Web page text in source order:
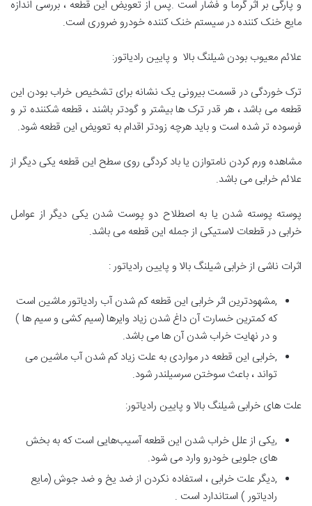
و پارگی بر اثر گرما و فشار است .پس از تعویض این قطعه ، بررسی اندازه
مایع خنک کننده در سیستم خنک کننده خودرو ضروری است.
علائم معیوب بودن شیلنگ بالا و پایین رادیاتور:
ترک خوردگی در قسمت بیرونی یک نشانه برای تشخیص خراب بودن این
قطعه می باشد ، هر قدر ترک ها بیشتر و گودتر باشند ، قطعه شکننده تر و
فرسوده تر شده است و باید هرچه زودتر اقدام به تعویض این قطعه شود.
مشاهده ورم کردن نامتوازن یا باد کردگی روی سطح این قطعه یکی دیگر از
علائم خرابی می باشد.
پوسته پوسته شدن یا به اصطلاح دو پوست شدن یکی دیگر از عوامل
خرابی در قطعات لاستیکی از جمله این قطعه می باشد.
اثرات ناشی از خرابی شیلنگ بالا و پایین رادیاتور :
,مشهودترین اثر خرابی این قطعه کم شدن آب رادیاتور ماشین است
که کمترین خسارت آن داغ شدن زیاد وایرها (سیم کشی و سیم ها )
و در نهایت خراب شدن آن ها می باشد.
,خرابی این قطعه در مواردی به علت زیاد کم شدن آب ماشین می
تواند ، باعث سوختن سرسیلندر شود.
علت های خرابی شیلنگ بالا و پایین رادیاتور:
,یکی از علل خراب شدن این قطعه آسیب‌هایی است که به بخش
های جلویی خودرو وارد می شود.
,دیگر علت خرابی ، استفاده نکردن از ضد یخ و ضد جوش (مایع
رادیاتور ) استاندارد است .